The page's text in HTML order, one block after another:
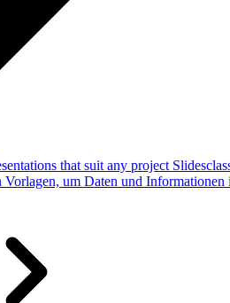
that suit any project
Vorlagen, um Daten und